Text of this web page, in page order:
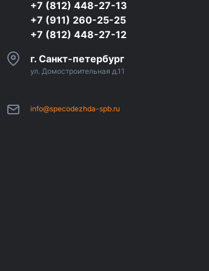
+7 (812) 448-27-13
+7 (911) 260-25-25
+7 (812) 448-27-12
г. Санкт-петербург
ул. Домостроительная д.11
info@specodezhda-spb.ru